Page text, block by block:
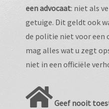
een advocaat: niet als
getuige. Dit geldt ook
de politie niet voor een
mag alles wat u zegt
niet in een officiële
Geef nooit